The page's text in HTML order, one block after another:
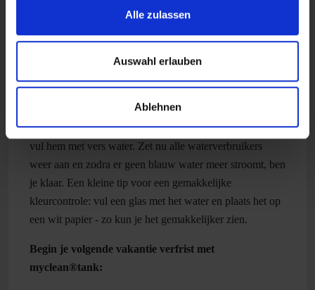
Alle zulassen
Auswahl erlauben
Ablehnen
een nacht laten inwerken.
stap het spoelen van de tank. Draai hiervoor alle kranen
en andere waterverbruikers open en laat de tank helemaal
leeglopen. Spoel de watertank vervolgens grondig om en
vul hem met vers water. Zet nu alle waterverbruikers
weer aan en zodra er geen blauw water meer stroomt, ben
je klaar. Een kleine tip voor een gemakkelijke
kleurcontrole: vul een glas met het water en plaats het op
een wit papier - zo kun je het gemakkelijker zien.
Begin je volgende vakantie verfrist met
myclean®tank: